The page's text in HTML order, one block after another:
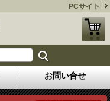
PCサイト
お問い合せ